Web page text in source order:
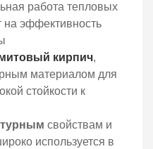
работа тепловых
на эффективность
кирпич,
материалом для
стойкости к
свойствам и
используется в